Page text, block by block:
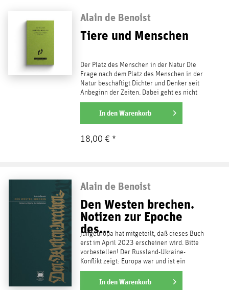
Alain de Benoist
Tiere und Menschen
Der Platz des Menschen in der Natur Die
Frage nach dem Platz des Menschen in der
Natur beschäftigt Dichter und Denker seit
Anbeginn der Zeiten. Dabei geht es nicht
um...
weiterlesen
In denWarenkorb
18,00 € *
Alain de Benoist
Den Westen brechen.
Notizen zur Epoche
des...
Jungeuropa hat mitgeteilt, daß dieses Buch
erst im April 2023 erscheinen wird. Bitte
vorbestellen! Der Russland-Ukraine-
Konflikt zeigt: Europa war und ist ein
fremdbestimmtes...
weiterlesen
In denWarenkorb